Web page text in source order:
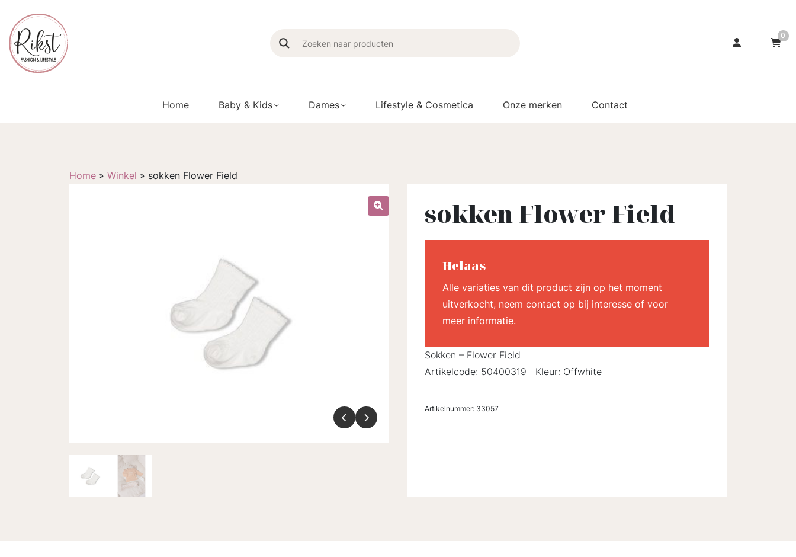
0
Home Baby & Kids Dames Lifestyle & Cosmetica Onze merken Contact
Home » Winkel » sokken Flower Field
sokken Flower Field
Helaas
Alle variaties van dit product zijn op het moment
uitverkocht, neem contact op bij interesse of voor
meer informatie.
Sokken – Flower Field
Artikelcode: 50400319 | Kleur: Offwhite
Artikelnummer: 33057